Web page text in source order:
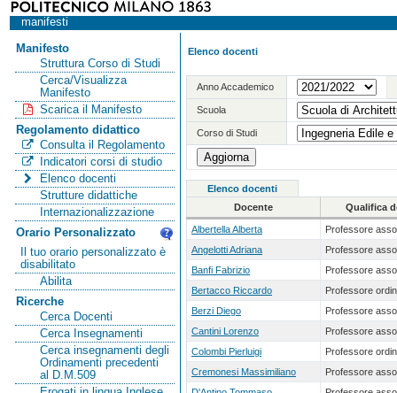
manifesti
Manifesto
Struttura Corso di Studi
Cerca/Visualizza
Manifesto
Scarica il Manifesto
Regolamento didattico
Consulta il Regolamento
Indicatori corsi di studio
Elenco docenti
Strutture didattiche
Internazionalizzazione
Orario Personalizzato
Il tuo orario personalizzato è
disabilitato
Abilita
Ricerche
Cerca Docenti
Cerca Insegnamenti
Cerca insegnamenti degli
Ordinamenti precedenti
al D.M.509
Elenco docenti
Anno Accademico
Scuola
Corso di Studi
Elenco docenti
Docente
Qualifica
Albertella Alberta
Professore
Angelotti Adriana
Professore
Banfi Fabrizio
Professore
Bertacco Riccardo
Professore
Berzi Diego
Professore
Cantini Lorenzo
Professore
Colombi Pierluigi
Professore
Cremonesi Massimiliano
Professore